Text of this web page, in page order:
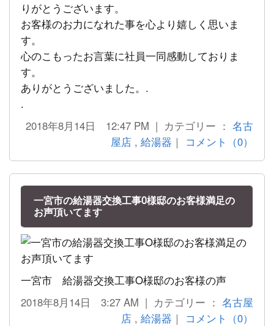
りがとうございます。
お客様のお力になれた事を心より嬉しく思いま
す。
心のこもったお言葉に社員一同感動しておりま
す。
ありがとうございました。.
.
2018年8月14日 12:47 PM | カテゴリー ： 名古
屋店 , 給湯器 ｜ コメント（0）
一宮市の給湯器交換工事O様邸のお客様満足の
お声頂いてます
一宮市 給湯器交換工事O様邸のお客様の声
2018年8月14日 3:27 AM | カテゴリー ： 名古屋
店 , 給湯器 ｜ コメント（0）